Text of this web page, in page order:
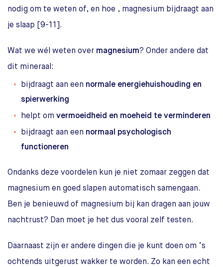
nodig om te weten of, en hoe , magnesium bijdraagt aan
je slaap [9-11].
Wat we wél weten over magnesium? Onder andere dat
dit mineraal:
bijdraagt aan een normale energiehuishouding en
spierwerking
helpt om vermoeidheid en moeheid te verminderen
bijdraagt aan een normaal psychologisch
functioneren
Ondanks deze voordelen kun je niet zomaar zeggen dat
magnesium en goed slapen automatisch samengaan.
Ben je benieuwd of magnesium bij kan dragen aan jouw
nachtrust? Dan moet je het dus vooral zelf testen.
Daarnaast zijn er andere dingen die je kunt doen om ’s
ochtends uitgerust wakker te worden. Zo kan een echt